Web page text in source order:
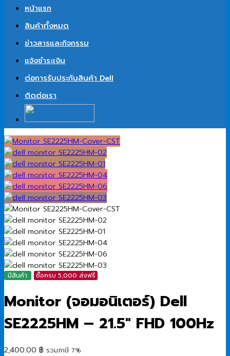
หน้าแรก
สินค้าทั้งหมด
ข่าวสารและกิจกรรม
แจ้งชำระเงิน
ต่อการรับประกันสินค้า Dell
ติดต่อเรา
มีสินค้า ซื้อครบ 5,000 ส่งฟรี
Monitor (จอมอนิเตอร์) Dell
SE2225HM – 21.5″ FHD 100Hz
2,400.00 ฿ รวมภาษี 7%